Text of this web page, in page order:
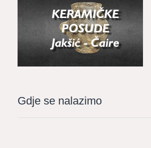
Gdje se nalazimo